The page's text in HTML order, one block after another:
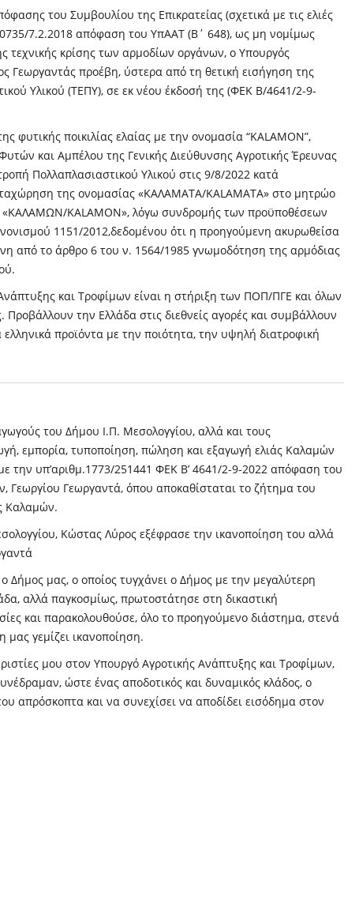
του Συμβουλίου της Επικρατείας (σχετικά με τις ελιές
7.2.2018 απόφαση του ΥπΑΑΤ (Β΄ 648), ως μη νομίμως
τεχνικής κρίσης των αρμοδίων οργάνων, ο Υπουργός
Γεωργαντάς προέβη, ύστερα από τη θετική εισήγηση της
Υλικού (ΤΕΠΥ), σε εκ νέου έκδοσή της (ΦΕΚ Β/4641/2-9-
φυτικής ποικιλίας ελαίας με την ονομασία “KALAMON”,
και Αμπέλου της Γενικής Διεύθυνσης Αγροτικής Έρευνας
Πολλαπλασιαστικού Υλικού στις 9/8/2022 κατά
της ονομασίας «ΚΑΛΑΜΑΤΑ/KALAMATA» στο μητρώο
«ΚΑΛΑΜΩΝ/KALAMON», λόγω συνδρομής των προϋποθέσεων
1151/2012,δεδομένου ότι η προηγούμενη ακυρωθείσα
από το άρθρο 6 του ν. 1564/1985 γνωμοδότηση της αρμόδιας
και Τροφίμων είναι η στήριξη των ΠΟΠ/ΠΓΕ και όλων
την Ελλάδα στις διεθνείς αγορές και συμβάλλουν
προϊόντα με την ποιότητα, την υψηλή διατροφική
του Δήμου Ι.Π. Μεσολογγίου, αλλά και τους
εμπορία, τυποποίηση, πώληση και εξαγωγή ελιάς Καλαμών
την υπ’αριθμ.1773/251441 ΦΕΚ Β’ 4641/2-9-2022 απόφαση του
Γεωργίου Γεωργαντά, όπου αποκαθίσταται το ζήτημα του
Καλαμών.
Κώστας Λύρος εξέφρασε την ικανοποίηση του αλλά
Δήμος μας, ο οποίος τυγχάνει ο Δήμος με την μεγαλύτερη
αλλά παγκοσμίως, πρωτοστάτησε στη δικαστική
και παρακολουθούσε, όλο το προηγούμενο διάστημα, στενά
γεμίζει ικανοποίηση.
μου στον Υπουργό Αγροτικής Ανάπτυξης και Τροφίμων,
ώστε ένας αποδοτικός και δυναμικός κλάδος, ο
απρόσκοπτα και να συνεχίσει να αποδίδει εισόδημα στον